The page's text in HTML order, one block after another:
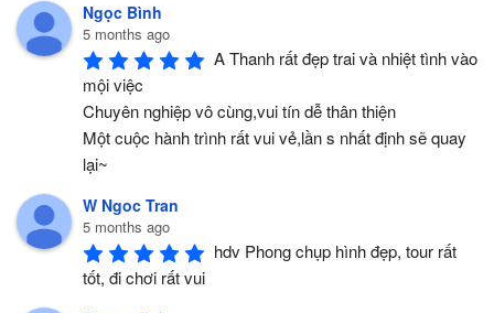
Ngọc Bình
5 months ago
A Thanh rất đẹp trai và nhiệt tình vào
mội việc
Chuyên nghiệp vô cùng,vui tín dễ thân thiện
Một cuộc hành trình rất vui vẻ,lần s nhất định sẽ quay
lại~
W Ngoc Tran
5 months ago
hdv Phong chụp hình đẹp, tour rất
tốt, đi chơi rất vui